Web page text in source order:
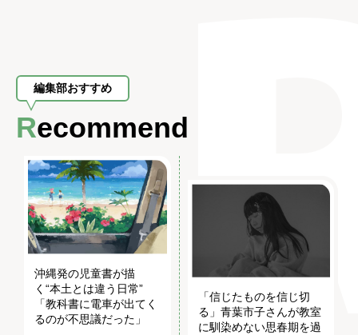
編集部おすすめ
Recommend
沖縄発の児童書が描
く“本土とは違う日常”
「教科書に電車が出てく
るのが不思議だった」
「信じたものを信じ切
る」青葉市子さんが教室
に馴染めない思春期を過